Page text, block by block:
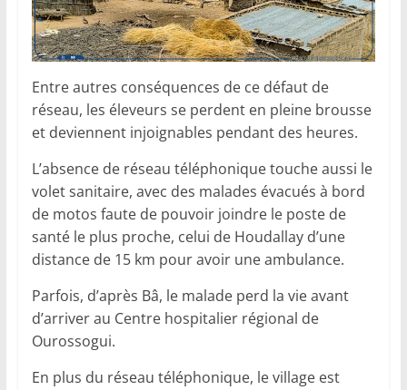
Entre autres conséquences de ce défaut de
réseau, les éleveurs se perdent en pleine brousse
et deviennent injoignables pendant des heures.
L’absence de réseau téléphonique touche aussi le
volet sanitaire, avec des malades évacués à bord
de motos faute de pouvoir joindre le poste de
santé le plus proche, celui de Houdallay d’une
distance de 15 km pour avoir une ambulance.
Parfois, d’après Bâ, le malade perd la vie avant
d’arriver au Centre hospitalier régional de
Ourossogui.
En plus du réseau téléphonique, le village est